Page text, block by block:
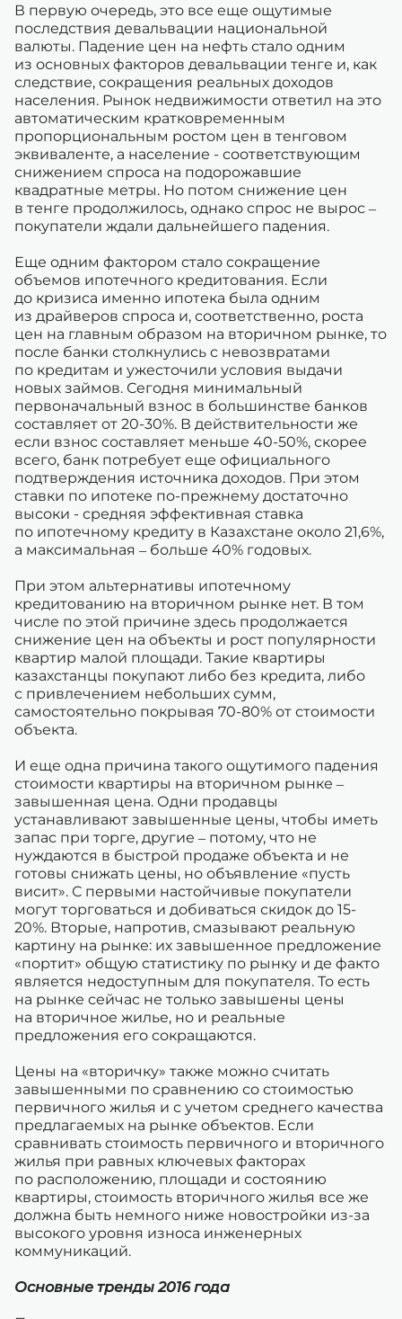
В первую очередь, это все еще ощутимые
последствия девальвации национальной
валюты. Падение цен на нефть стало одним
из основных факторов девальвации тенге и, как
следствие, сокращения реальных доходов
населения. Рынок недвижимости ответил на это
автоматическим кратковременным
пропорциональным ростом цен в тенговом
эквиваленте, а население - соответствующим
снижением спроса на подорожавшие
квадратные метры. Но потом снижение цен
в тенге продолжилось, однако спрос не вырос –
покупатели ждали дальнейшего падения.
Еще одним фактором стало сокращение
объемов ипотечного кредитования. Если
до кризиса именно ипотека была одним
из драйверов спроса и, соответственно, роста
цен на главным образом на вторичном рынке, то
после банки столкнулись с невозвратами
по кредитам и ужесточили условия выдачи
новых займов. Сегодня минимальный
первоначальный взнос в большинстве банков
составляет от 20-30%. В действительности же
если взнос составляет меньше 40-50%, скорее
всего, банк потребует еще официального
подтверждения источника доходов. При этом
ставки по ипотеке по-прежнему достаточно
высоки - средняя эффективная ставка
по ипотечному кредиту в Казахстане около 21,6%,
а максимальная – больше 40% годовых.
При этом альтернативы ипотечному
кредитованию на вторичном рынке нет. В том
числе по этой причине здесь продолжается
снижение цен на объекты и рост популярности
квартир малой площади. Такие квартиры
казахстанцы покупают либо без кредита, либо
с привлечением небольших сумм,
самостоятельно покрывая 70-80% от стоимости
объекта.
И еще одна причина такого ощутимого падения
стоимости квартиры на вторичном рынке –
завышенная цена. Одни продавцы
устанавливают завышенные цены, чтобы иметь
запас при торге, другие – потому, что не
нуждаются в быстрой продаже объекта и не
готовы снижать цены, но объявление «пусть
висит». С первыми настойчивые покупатели
могут торговаться и добиваться скидок до 15-
20%. Вторые, напротив, смазывают реальную
картину на рынке: их завышенное предложение
«портит» общую статистику по рынку и де факто
является недоступным для покупателя. То есть
на рынке сейчас не только завышены цены
на вторичное жилье, но и реальные
предложения его сокращаются.
Цены на «вторичку» также можно считать
завышенными по сравнению со стоимостью
первичного жилья и с учетом среднего качества
предлагаемых на рынке объектов. Если
сравнивать стоимость первичного и вторичного
жилья при равных ключевых факторах
по расположению, площади и состоянию
квартиры, стоимость вторичного жилья все же
должна быть немного ниже новостройки из-за
высокого уровня износа инженерных
коммуникаций.
Основные тренды 2016 года